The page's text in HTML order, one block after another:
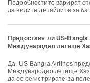
Подробностите варират
да видите детайлите за
Предоставя ли US-
Международно летище
Да, US-Bangla Airlines предоставя онлайн регистрация за полети от
Международно летище
да се регистрирате за